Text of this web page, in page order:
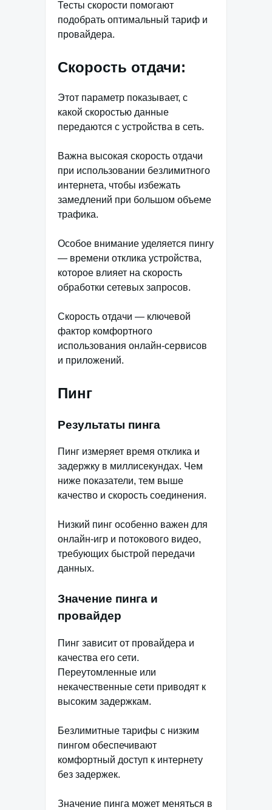
Тесты скорости помогают
подобрать оптимальный тариф и
провайдера.
Скорость отдачи:
Этот параметр показывает, с
какой скоростью данные
передаются с устройства в сеть.
Важна высокая скорость отдачи
при использовании безлимитного
интернета, чтобы избежать
замедлений при большом объеме
трафика.
Особое внимание уделяется пингу
— времени отклика устройства,
которое влияет на скорость
обработки сетевых запросов.
Скорость отдачи — ключевой
фактор комфортного
использования онлайн-сервисов
и приложений.
Пинг
Результаты пинга
Пинг измеряет время отклика и
задержку в миллисекундах. Чем
ниже показатели, тем выше
качество и скорость соединения.
Низкий пинг особенно важен для
онлайн-игр и потокового видео,
требующих быстрой передачи
данных.
Значение пинга и
провайдер
Пинг зависит от провайдера и
качества его сети.
Переутомленные или
некачественные сети приводят к
высоким задержкам.
Безлимитные тарифы с низким
пингом обеспечивают
комфортный доступ к интернету
без задержек.
Значение пинга может меняться в